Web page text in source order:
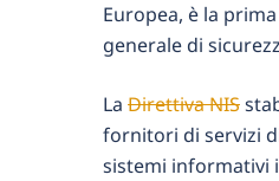
Europea, è la
generale di
La Direttiva NIS
fornitori di servizi
sistemi informativi